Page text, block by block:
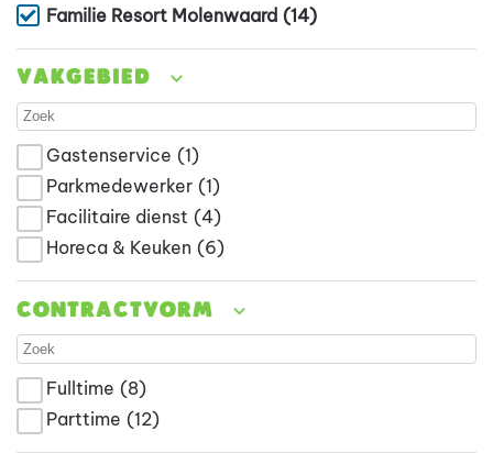
Familie Resort Molenwaard (14)
Vakgebied
Gastenservice (1)
Parkmedewerker (1)
Facilitaire dienst (4)
Horeca & Keuken (6)
Contractvorm
Fulltime (8)
Parttime (12)